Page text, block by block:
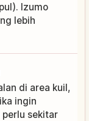
Izumo
lebih
di area kuil,
ingin
perlu sekitar